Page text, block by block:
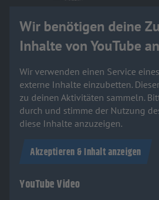
Wir benötigen deine
Inhalte von YouTube
Wir verwenden einen Service
externe Inhalte einzubetten.
zu deinen Aktivitäten sammeln.
durch und stimme der Nutzung
diese Inhalte anzuzeigen.
Akzeptieren & Inhalt anzeigen
YouTube Video